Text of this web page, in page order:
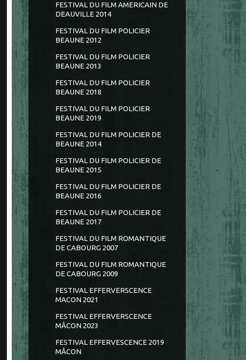
FESTIVAL DU FILM AMERICAIN DE
DEAUVILLE 2014
FESTIVAL DU FILM POLICIER
BEAUNE 2012
FESTIVAL DU FILM POLICIER
BEAUNE 2013
FESTIVAL DU FILM POLICIER
BEAUNE 2018
FESTIVAL DU FILM POLICIER
BEAUNE 2019
FESTIVAL DU FILM POLICIER DE
BEAUNE 2014
FESTIVAL DU FILM POLICIER DE
BEAUNE 2015
FESTIVAL DU FILM POLICIER DE
BEAUNE 2016
FESTIVAL DU FILM POLICIER DE
BEAUNE 2017
FESTIVAL DU FILM ROMANTIQUE
DE CABOURG 2007
FESTIVAL DU FILM ROMANTIQUE
DE CABOURG 2009
FESTIVAL EFFERVERSCENCE
MACON 2021
FESTIVAL EFFERVERSCENCE
MÂCON 2023
FESTIVAL EFFERVESCENCE 2019
MÂCON